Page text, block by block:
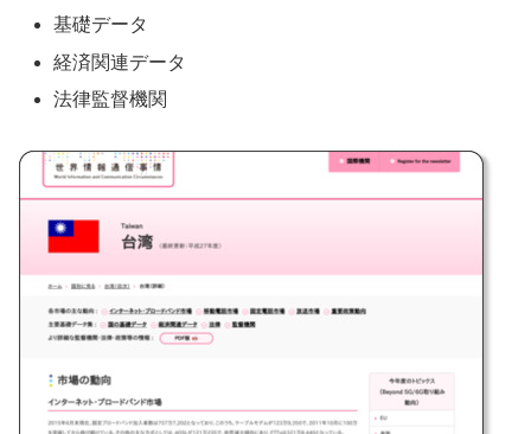
基礎データ
経済関連データ
法律監督機関